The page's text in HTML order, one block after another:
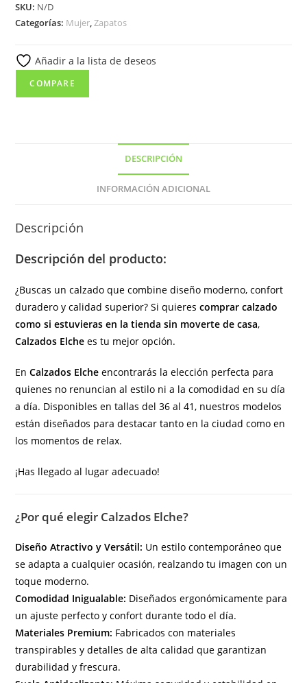
señora
en
de
color
negro
SKU: N/D
Categorías: Mujer,Zapatos
Añadir a la lista de deseos
COMPARE
DESCRIPCIÓN
INFORMACIÓN ADICIONAL
Descripción
Descripción del producto:
¿Buscas un calzado que combine diseño moderno, confort
duradero y calidad superior? Si quierescomprar calzado
como si estuvieras en la tienda sin moverte de casa,
Calzados Elche es tu mejor opción.
EnCalzados Elche encontrarás la elección perfecta para
quienes no renuncian al estilo ni a la comodidad en su día
a día. Disponibles en tallas del 36 al 41, nuestros modelos
están diseñados para destacar tanto en la ciudad como en
los momentos de relax.
¡Has llegado al lugar adecuado!
¿Por qué elegir Calzados Elche?
Diseño Atractivo y Versátil: Un estilo contemporáneo que
se adapta a cualquier ocasión, realzando tu imagen con un
toque moderno.
Comodidad Inigualable: Diseñados ergonómicamente para
un ajuste perfecto y confort durante todo el día.
Materiales Premium: Fabricados con materiales
transpirables y detalles de alta calidad que garantizan
durabilidad y frescura.